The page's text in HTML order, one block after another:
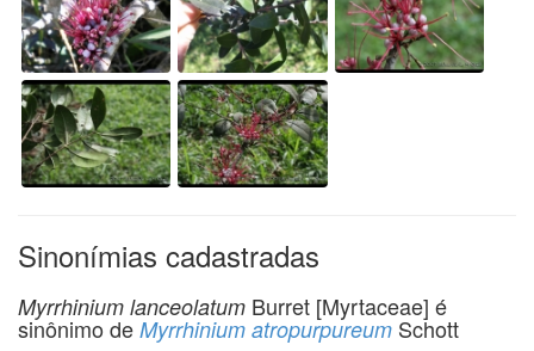
Sinonímias cadastradas
Myrrhinium lanceolatum Burret [Myrtaceae] é
sinônimo de Myrrhinium atropurpureum Schott